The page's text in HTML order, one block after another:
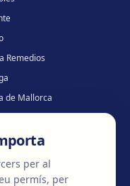
Remedios
de Mallorca
· Famalicão
virtual*
per al
permís, per